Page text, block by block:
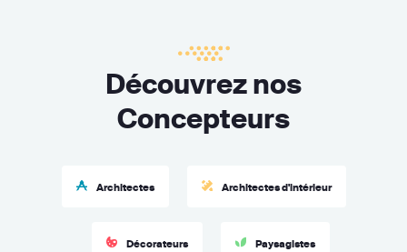
Découvrez nos
Concepteurs
Architectes Architectes d'intérieur
Décorateurs Paysagistes